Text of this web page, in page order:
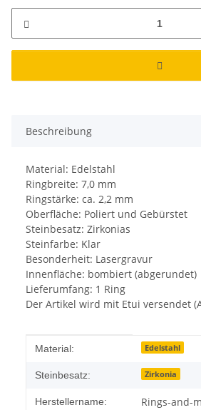
Beschreibung
Material: Edelstahl
Ringbreite: 7,0 mm
Ringstärke: ca. 2,2 mm
Oberfläche: Poliert und Gebürstet
Steinbesatz: Zirkonias
Steinfarbe: Klar
Besonderheit: Lasergravur
Innenfläche: bombiert (abgerundet)
Lieferumfang: 1 Ring
Der Artikel wird mit Etui versendet
Produkteigenschaft
Wert
Material: Edelstahl
Steinbesatz: Zirkonia
Herstellername: Rings-and-